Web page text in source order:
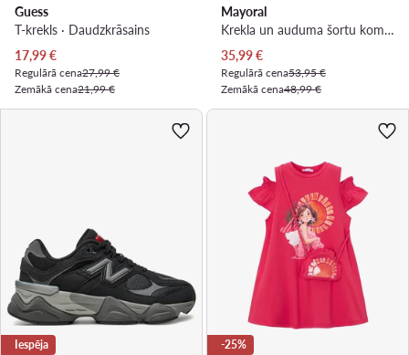
Guess
T-krekls · Daudzkrāsains
Pašreizējā cena
17,99€
Regulārā cena27,99 €
Zemākā cena21,99 €
Mayoral
Krekla un auduma šortu komplekts · Tumši zils
Pašreizējā cena
35,99€
Regulārā cena53,95 €
Zemākā cena48,99 €
Iespēja -25%